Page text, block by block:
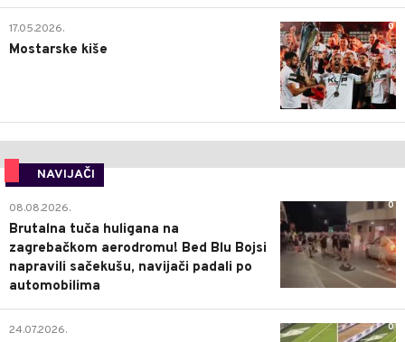
0
17.05.2026.
Mostarske kiše
NAVIJAČI
0
08.08.2026.
Brutalna tuča huligana na
zagrebačkom aerodromu! Bed Blu Bojsi
napravili sačekušu, navijači padali po
automobilima
0
24.07.2026.